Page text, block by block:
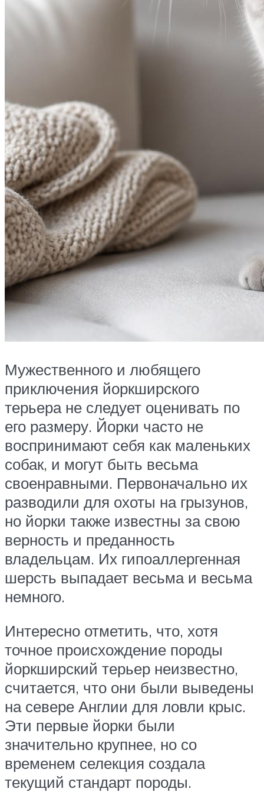
Мужественного и любящего
приключения йоркширского
терьера не следует оценивать по
его размеру. Йорки часто не
воспринимают себя как маленьких
собак, и могут быть весьма
своенравными. Первоначально их
разводили для охоты на грызунов,
но йорки также известны за свою
верность и преданность
владельцам. Их гипоаллергенная
шерсть выпадает весьма и весьма
немного.
Интересно отметить, что, хотя
точное происхождение породы
йоркширский терьер неизвестно,
считается, что они были выведены
на севере Англии для ловли крыс.
Эти первые йорки были
значительно крупнее, но со
временем селекция создала
текущий стандарт породы.